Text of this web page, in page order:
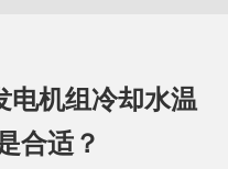
电机组冷却水温
合适？